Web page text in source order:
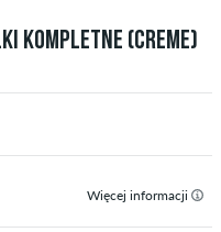
KOMPLETNE (CREME)
Więcej informacji